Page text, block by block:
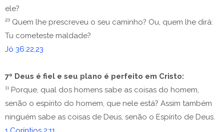
ele?
²³ Quem lhe prescreveu o seu caminho? Ou, quem lhe dirá:
Tu cometeste maldade?
Jó 36:22,23
7º Deus é fiel e seu plano é perfeito em Cristo:
¹¹ Porque, qual dos homens sabe as coisas do homem,
senão o espírito do homem, que nele está? Assim também
ninguém sabe as coisas de Deus, senão o Espírito de Deus.